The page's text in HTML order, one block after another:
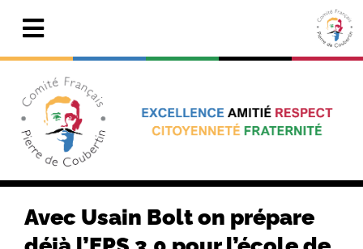
contentToggle
Navigation
Le Comité
Pierre de Coubertin
Centre de ressources
Avec Usain Bolt on prépare